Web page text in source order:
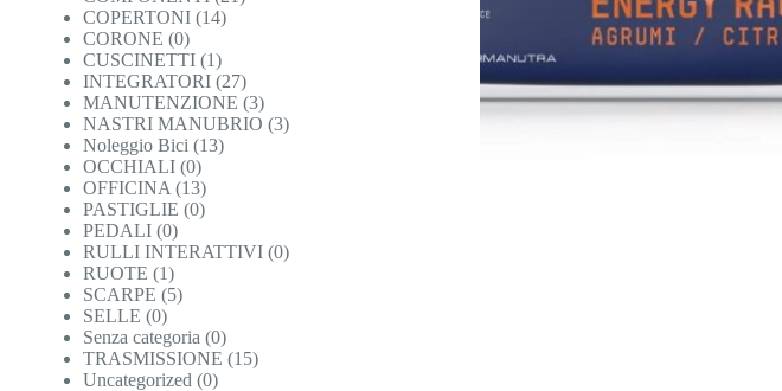
COPERTONI (14)
CORONE (0)
CUSCINETTI (1)
INTEGRATORI (27)
MANUTENZIONE (3)
NASTRI MANUBRIO (3)
Noleggio Bici (13)
OCCHIALI (0)
OFFICINA (13)
PASTIGLIE (0)
PEDALI (0)
RULLI INTERATTIVI (0)
RUOTE (1)
SCARPE (5)
SELLE (0)
Senza categoria (0)
TRASMISSIONE (15)
Uncategorized (0)